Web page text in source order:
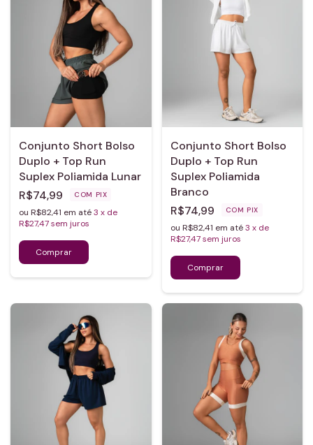
Conjunto Short Bolso
Duplo + Top Run
Suplex Poliamida Lunar
R$74,99
COM PIX
ou R$82,41 em até3 x de
R$27,47sem juros
Conjunto Short Bolso
Duplo + Top Run
Suplex Poliamida
Branco
R$74,99
COM PIX
ou R$82,41 em até3 x de
R$27,47 sem juros